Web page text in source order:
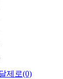
제로(0)